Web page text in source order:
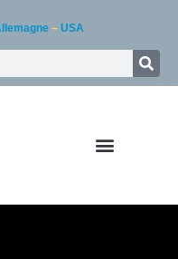
– USA